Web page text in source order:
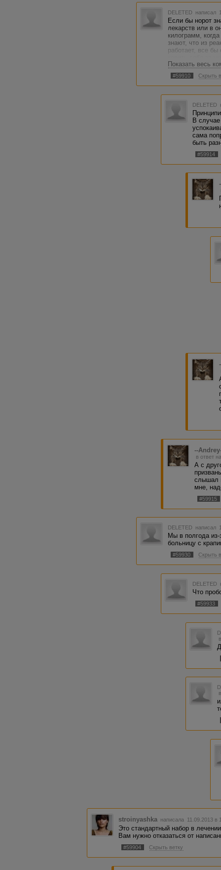
DELETED написал
Если бы норот
лекарств или в
килограмм,
знают, что из
работает, все
Опять же
достать не
Показать весь
#59910 Скрыть
DELETED
В
сама
быть
#59914
--
в ответ
А с
слышал
мне,
#59915
DELETED написал
Мы в полгода
больницу с
#59930 Скрыть
DELETED
Что
#59933
stroinyashka написала 11.09.2013
Это стандартный набор в
Вам нужно отказаться от
#59904 Скрыть ветку